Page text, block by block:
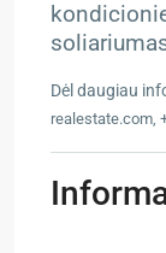
Dėl daugiau
realestate.com,